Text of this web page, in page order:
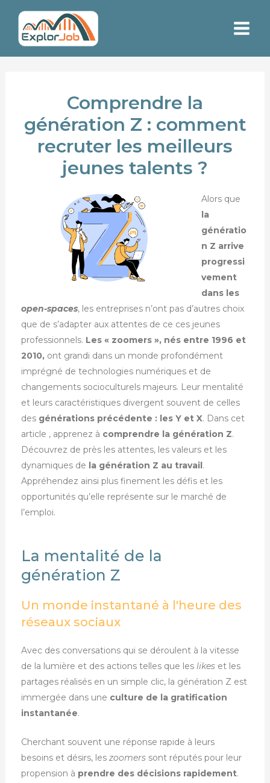
Aller
contenu
Comprendre la
génération Z : comment
recruter les meilleurs
jeunes talents ?
Alors que
la
génératio
n Z arrive
progressi
vement
dans les
open-spaces, les entreprises n’ont pas d’autres choix
que de s’adapter aux attentes de ce ces jeunes
professionnels. Les « zoomers », nés entre 1996 et
2010, ont grandi dans un monde profondément
imprégné de technologies numériques et de
changements socioculturels majeurs. Leur mentalité
et leurs caractéristiques divergent souvent de celles
des générations précédente : les Y et X. Dans cet
article , apprenez à comprendre la génération Z.
Découvrez de près les attentes, les valeurs et les
dynamiques de la génération Z au travail.
Appréhendez ainsi plus finement les défis et les
opportunités qu’elle représente sur le marché de
l’emploi.
La mentalité de la
génération Z
Un monde instantané à l'heure des
réseaux sociaux
Avec des conversations qui se déroulent à la vitesse
de la lumière et des actions telles que leslikes et les
partages réalisés en un simple clic, la génération Z est
immergée dans une culture de la gratification
instantanée.
Cherchant souvent une réponse rapide à leurs
besoins et désirs, leszoomers sont réputés pour leur
propension à prendre des décisions rapidement.
Navigation
de
l’article
Rechercher